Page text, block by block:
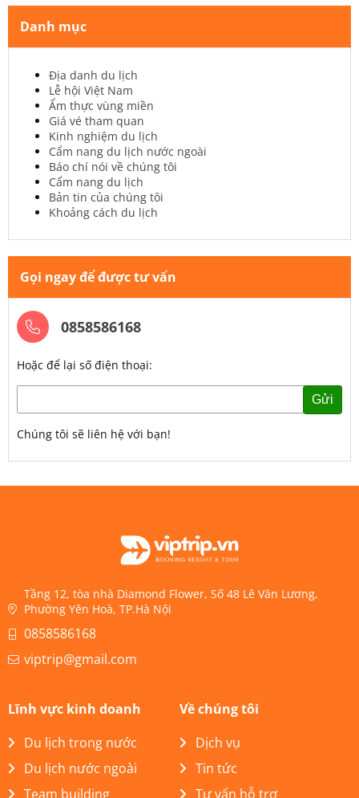
Danh mục
Địa danh du lịch
Lễ hội Việt Nam
Ẩm thực vùng miền
Giá vé tham quan
Kinh nghiệm du lịch
Cẩm nang du lịch nước ngoài
Báo chí nói về chúng tôi
Cẩm nang du lịch
Bản tin của chúng tôi
Khoảng cách du lịch
Gọi ngay để được tư vấn
0858586168
Hoặc để lại số điện thoại:
Gửi
Chúng tôi sẽ liên hệ với bạn!
Tầng 12, tòa nhà Diamond Flower, Số 48 Lê Văn Lương,
Phường Yên Hoà, TP.Hà Nội
0858586168
viptrip@gmail.com
Lĩnh vực kinh doanh
Du lịch trong nước
Du lịch nước ngoài
Team building
Về chúng tôi
Dịch vụ
Tin tức
Tư vấn hỗ trợ